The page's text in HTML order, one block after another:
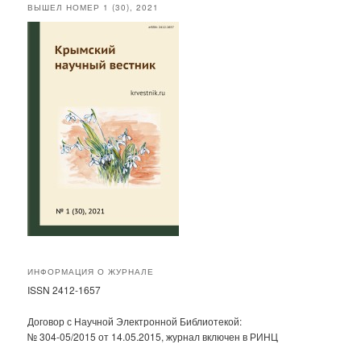
ВЫШЕЛ НОМЕР 1 (30), 2021
ИНФОРМАЦИЯ О ЖУРНАЛЕ
ISSN 2412-1657
Договор с Научной Электронной Библиотекой:
№ 304-05/2015 от 14.05.2015, журнал включен в РИНЦ